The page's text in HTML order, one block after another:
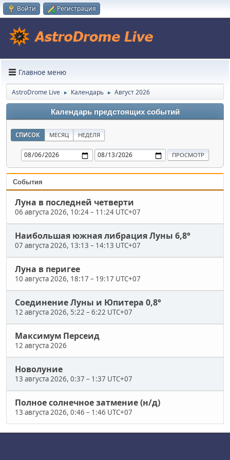
Войти Регистрация
Главное меню
AstroDrome Live ► Календарь ► Август 2026
Календарь предстоящих событий
СПИСОК МЕСЯЦ НЕДЕЛЯ
События
Луна в последней четверти
06 августа 2026, 10:24– 11:24 UTC+07
Наибольшая южная либрация Луны 6,8°
07 августа 2026, 13:13 – 14:13 UTC+07
Луна в перигее
10 августа 2026, 18:17 – 19:17 UTC+07
Соединение Луны и Юпитера 0,8°
12 августа 2026, 5:22 – 6:22 UTC+07
Максимум Персеид
12 августа 2026
Новолуние
13 августа 2026, 0:37 – 1:37 UTC+07
Полное солнечное затмение (н/д)
13 августа 2026, 0:46 – 1:46 UTC+07